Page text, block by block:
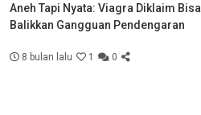
Aneh Tapi Nyata: Viagra Diklaim Bisa
Balikkan Gangguan Pendengaran
8 bulan lalu 1 0